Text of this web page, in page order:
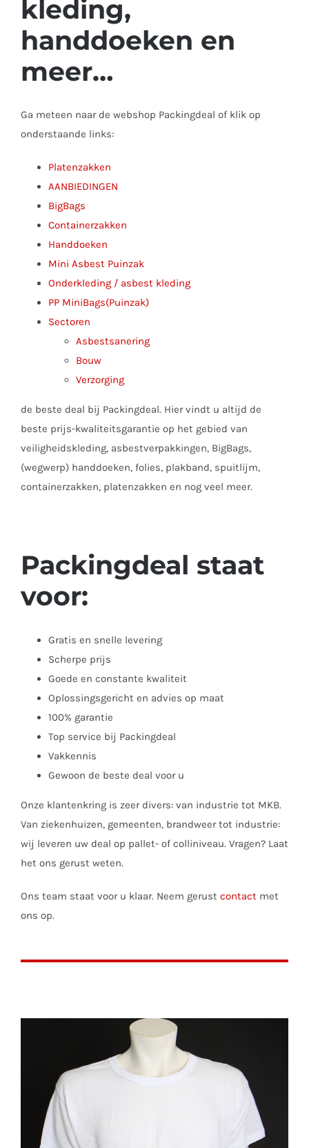
kleding,
handdoeken en
meer…
Ga meteen naar de webshop Packingdeal of klik op
onderstaande links:
Platenzakken
AANBIEDINGEN
BigBags
Containerzakken
Handdoeken
Mini Asbest Puinzak
Onderkleding / asbest kleding
PP MiniBags(Puinzak)
Sectoren
Asbestsanering
Bouw
Verzorging
de beste deal bij Packingdeal. Hier vindt u altijd de
beste prijs-kwaliteitsgarantie op het gebied van
veiligheidskleding, asbestverpakkingen, BigBags,
(wegwerp) handdoeken, folies, plakband, spuitlijm,
containerzakken, platenzakken en nog veel meer.
Packingdeal staat
voor:
Gratis en snelle levering
Scherpe prijs
Goede en constante kwaliteit
Oplossingsgericht en advies op maat
100% garantie
Top service bij Packingdeal
Vakkennis
Gewoon de beste deal voor u
Onze klantenkring is zeer divers: van industrie tot MKB.
Van ziekenhuizen, gemeenten, brandweer tot industrie:
wij leveren uw deal op pallet- of colliniveau. Vragen? Laat
het ons gerust weten.
Ons team staat voor u klaar. Neem gerust contact met
ons op.